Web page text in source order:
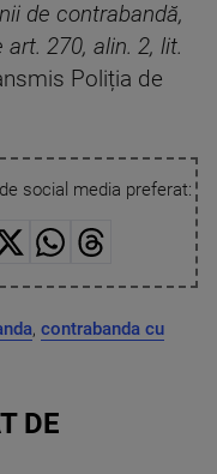
de contrabandă,
270, alin. 2, lit.
Poliția de
social media preferat:
, contrabanda cu
DE